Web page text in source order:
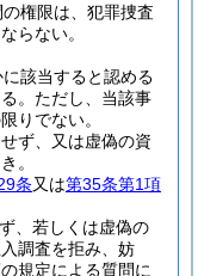
権限は、犯罪捜査
らない。
該当すると認める
。 ただし、当該事
りでない。
ず、又は虚偽の資
。
条又は第35条第1項
、若しくは虚偽の
調査を拒み、妨
の規定による質問に